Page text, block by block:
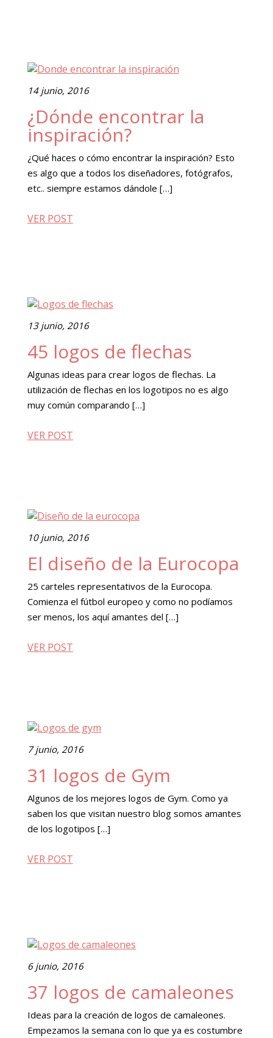
14 junio, 2016
¿Dónde encontrar la
inspiración?
¿Qué haces o cómo encontrar la inspiración? Esto
es algo que a todos los diseñadores, fotógrafos,
etc.. siempre estamos dándole […]
VER POST
13 junio, 2016
45 logos de flechas
Algunas ideas para crear logos de flechas. La
utilización de flechas en los logotipos no es algo
muy común comparando […]
VER POST
10 junio, 2016
El diseño de la Eurocopa
25 carteles representativos de la Eurocopa.
Comienza el fútbol europeo y como no podíamos
ser menos, los aquí amantes del […]
VER POST
7 junio, 2016
31 logos de Gym
Algunos de los mejores logos de Gym. Como ya
saben los que visitan nuestro blog somos amantes
de los logotipos […]
VER POST
6 junio, 2016
37 logos de camaleones
Ideas para la creación de logos de camaleones.
Empezamos la semana con lo que ya es costumbre